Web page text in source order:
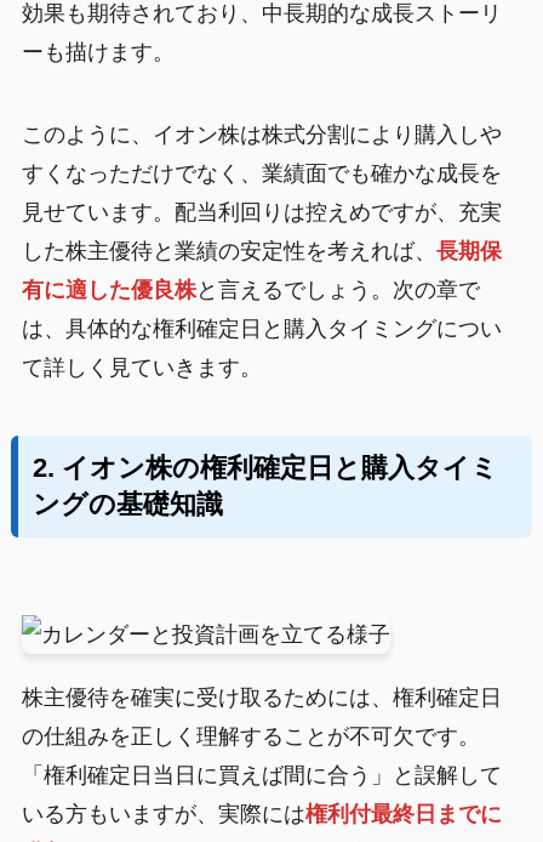
効果も期待されており、中長期的な成長ストーリ
ーも描けます。
このように、イオン株は株式分割により購入しや
すくなっただけでなく、業績面でも確かな成長を
見せています。配当利回りは控えめですが、充実
した株主優待と業績の安定性を考えれば、 長期保
有に適した優良株と言えるでしょう。次の章で
は、具体的な権利確定日と購入タイミングについ
て詳しく見ていきます。
2. イオン株の権利確定日と購入タイミ
ングの基礎知識
株主優待を確実に受け取るためには、権利確定日
の仕組みを正しく理解することが不可欠です。
「権利確定日当日に買えば間に合う」と誤解して
いる方もいますが、実際には権利付最終日までに